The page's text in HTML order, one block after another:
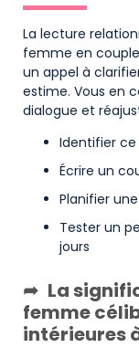
La lecture
femme en
un appel à
estime. Vous en
dialogue et
Identifier
Écrire un
Planifier
Tester un
jours
La
femme
intérieures